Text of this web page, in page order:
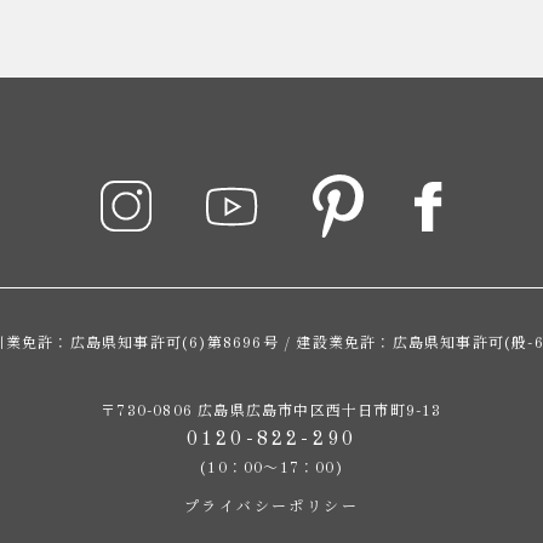
業免許：広島県知事許可(6)第8696号 / 建設業免許：広島県知事許可(般-
〒730-0806 広島県広島市中区西十日市町9-13
0120-822-290
(10：00～17：00)
プライバシーポリシー